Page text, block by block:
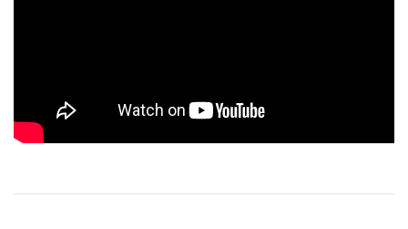
Αθλητισμός
Κύπρος
Geek
Νέα